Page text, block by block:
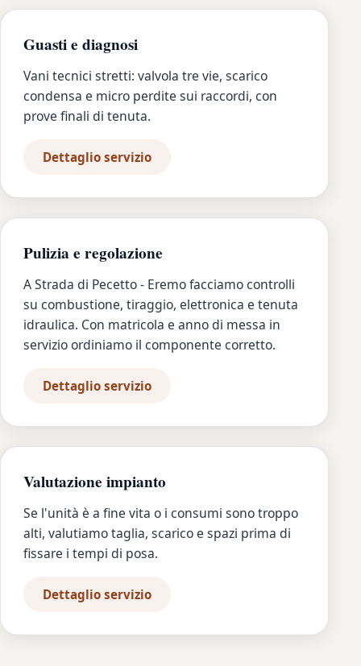
Guasti e diagnosi
Vani tecnici stretti: valvola tre vie, scarico
condensa e micro perdite sui raccordi, con
prove finali di tenuta.
Dettaglio servizio
Pulizia e regolazione
A Strada di Pecetto - Eremo facciamo controlli
su combustione, tiraggio, elettronica e tenuta
idraulica. Con matricola e anno di messa in
servizio ordiniamo il componente corretto.
Dettaglio servizio
Valutazione impianto
Se l'unità è a fine vita o i consumi sono troppo
alti, valutiamo taglia, scarico e spazi prima di
fissare i tempi di posa.
Dettaglio servizio